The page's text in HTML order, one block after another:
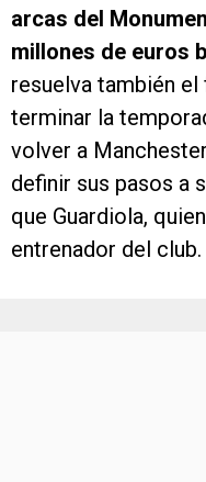
arcas del
millones de euros
resuelva también
terminar la
volver a
definir sus pasos a
que Guardiola,
entrenador del club.